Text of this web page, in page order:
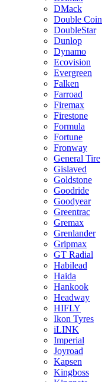
DMack
Double Coin
DoubleStar
Dunlop
Dynamo
Ecovision
Evergreen
Falken
Farroad
Firemax
Firestone
Formula
Fortune
Fronway
General Tire
Gislaved
Goldstone
Goodride
Goodyear
Greentrac
Gremax
Grenlander
Gripmax
GT Radial
Habilead
Haida
Hankook
Headway
HIFLY
Ikon Tyres
iLINK
Imperial
Joyroad
Kapsen
Kingboss